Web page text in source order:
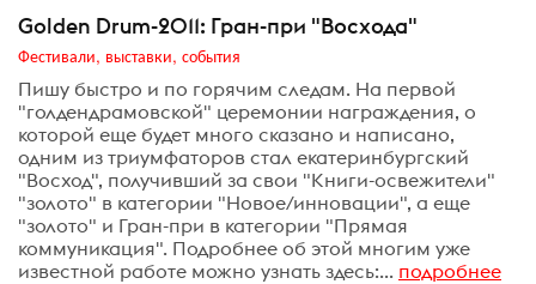
Golden Drum-2011: Гран-при "Восхода"
Фестивали, выставки, события
Пишу быстро и по горячим следам. На первой
"голдендрамовской" церемонии награждения, о
которой еще будет много сказано и написано,
одним из триумфаторов стал екатеринбургский
"Восход", получивший за свои "Книги-освежители"
"золото" в категории "Новое/инновации", а еще
"золото" и Гран-при в категории "Прямая
коммуникация". Подробнее об этой многим уже
известной работе можно узнать здесь:... подробнее